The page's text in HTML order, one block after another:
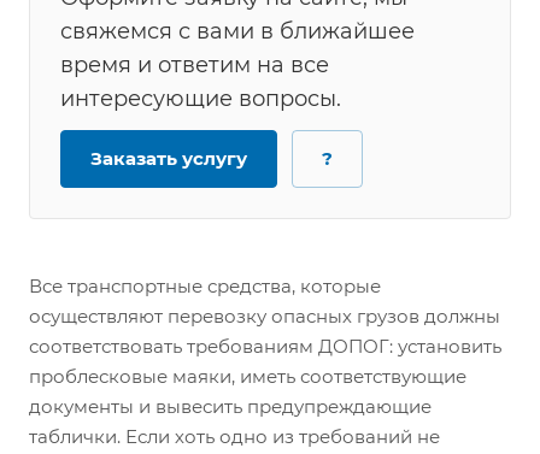
свяжемся с вами в ближайшее
время и ответим на все
интересующие вопросы.
Заказать услугу ?
Все транспортные средства, которые
осуществляют перевозку опасных грузов должны
соответствовать требованиям ДОПОГ: установить
проблесковые маяки, иметь соответствующие
документы и вывесить предупреждающие
таблички. Если хоть одно из требований не